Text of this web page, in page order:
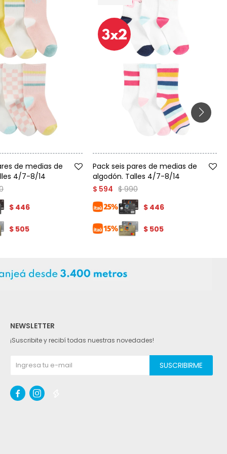
de medias de
4/7-8/14
$ 446
$ 505
Pack seis pares de medias de
algodón. Talles 4/7-8/14
$ 594 $ 990
$ 446
$ 505
NEWSLETTER
¡Suscribite y recibí todas nuestras novedades!
SUSCRIBIRME
 